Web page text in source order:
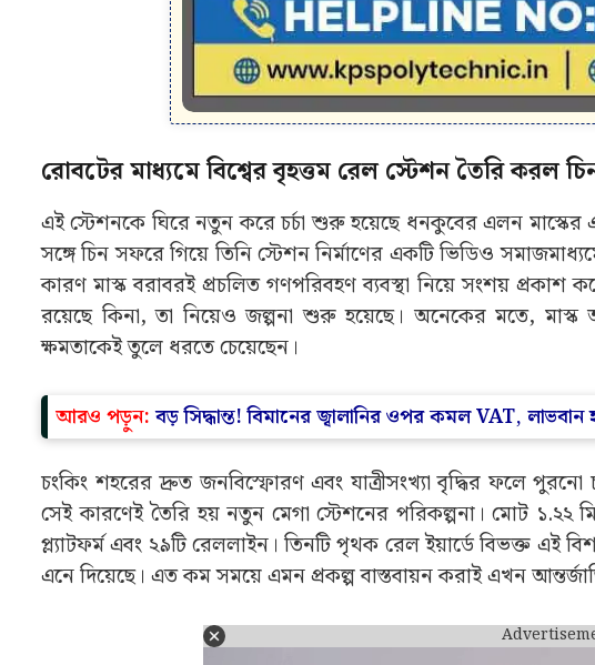
রোবটের মাধ্যমে বিশ্বের বৃহত্তম রেল স্টেশন তৈরি করল
এই স্টেশনকে ঘিরে নতুন করে চর্চা শুরু হয়েছে ধনকুবের এলন মাস্কের
সঙ্গে চিন সফরে গিয়ে তিনি স্টেশন নির্মাণের একটি ভিডিও
কারণ মাস্ক বরাবরই প্রচলিত গণপরিবহণ ব্যবস্থা নিয়ে সংশয়